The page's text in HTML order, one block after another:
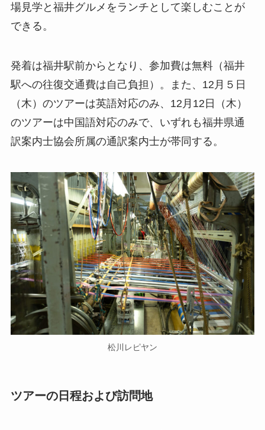
場見学と福井グルメをランチとして楽しむことが
できる。
発着は福井駅前からとなり、参加費は無料（福井
駅への往復交通費は自己負担）。また、12月５日
（木）のツアーは英語対応のみ、12月12日（木）
のツアーは中国語対応のみで、いずれも福井県通
訳案内士協会所属の通訳案内士が帯同する。
松川レピヤン
ツアーの日程および訪問地